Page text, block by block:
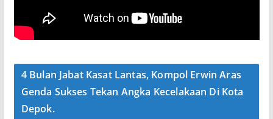
4 Bulan Jabat Kasat Lantas, Kompol Erwin Aras
Genda Sukses Tekan Angka Kecelakaan Di Kota
Depok.